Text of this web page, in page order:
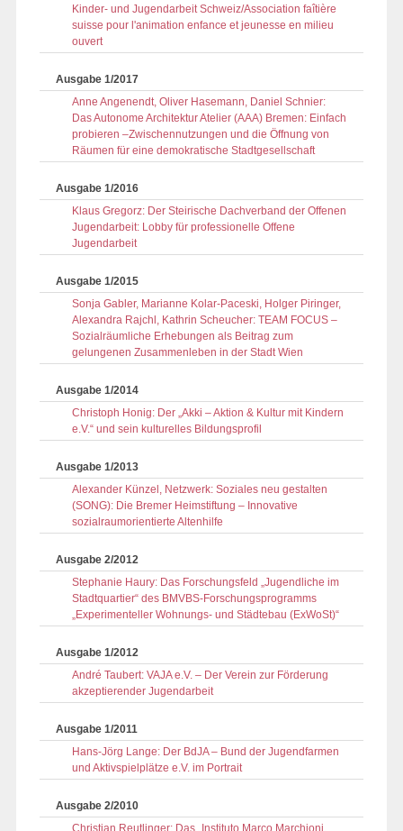
Kinder- und Jugendarbeit Schweiz/Association faîtière
suisse pour l'animation enfance et jeunesse en milieu
ouvert
Ausgabe 1/2017
Anne Angenendt, Oliver Hasemann, Daniel Schnier:
Das Autonome Architektur Atelier (AAA) Bremen: Einfach
probieren –Zwischennutzungen und die Öffnung von
Räumen für eine demokratische Stadtgesellschaft
Ausgabe 1/2016
Klaus Gregorz: Der Steirische Dachverband der Offenen
Jugendarbeit: Lobby für professionelle Offene
Jugendarbeit
Ausgabe 1/2015
Sonja Gabler, Marianne Kolar-Paceski, Holger Piringer,
Alexandra Rajchl, Kathrin Scheucher: TEAM FOCUS –
Sozialräumliche Erhebungen als Beitrag zum
gelungenen Zusammenleben in der Stadt Wien
Ausgabe 1/2014
Christoph Honig: Der „Akki – Aktion & Kultur mit Kindern
e.V.“ und sein kulturelles Bildungsprofil
Ausgabe 1/2013
Alexander Künzel, Netzwerk: Soziales neu gestalten
(SONG): Die Bremer Heimstiftung – Innovative
sozialraumorientierte Altenhilfe
Ausgabe 2/2012
Stephanie Haury: Das Forschungsfeld „Jugendliche im
Stadtquartier“ des BMVBS-Forschungsprogramms
„Experimenteller Wohnungs- und Städtebau (ExWoSt)“
Ausgabe 1/2012
André Taubert: VAJA e.V. – Der Verein zur Förderung
akzeptierender Jugendarbeit
Ausgabe 1/2011
Hans-Jörg Lange: Der BdJA – Bund der Jugendfarmen
und Aktivspielplätze e.V. im Portrait
Ausgabe 2/2010
Christian Reutlinger: Das „Instituto Marco Marchioni.